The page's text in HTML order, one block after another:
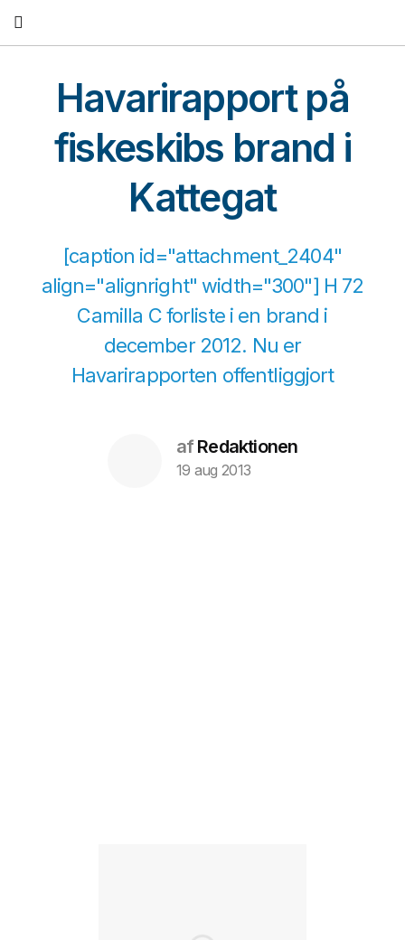
Havarirapport på
fiskeskibs brand i
Kattegat
[caption id="attachment_2404"
align="alignright" width="300"] H 72
Camilla C forliste i en brand i
december 2012. Nu er
Havarirapporten offentliggjort
afRedaktionen
19 aug 2013